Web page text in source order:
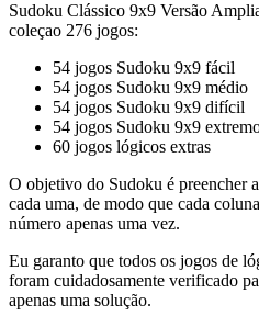
Sudoku Clássico 9x9 Versão
coleçao 276 jogos:
54 jogos Sudoku 9x9 fácil
54 jogos Sudoku 9x9 médio
54 jogos Sudoku 9x9 difícil
54 jogos Sudoku 9x9
60 jogos lógicos extras
O objetivo do Sudoku é preencher
cada uma, de modo que cada
número apenas uma vez.
Eu garanto que todos os jogos de
foram cuidadosamente verificado
apenas uma solução.